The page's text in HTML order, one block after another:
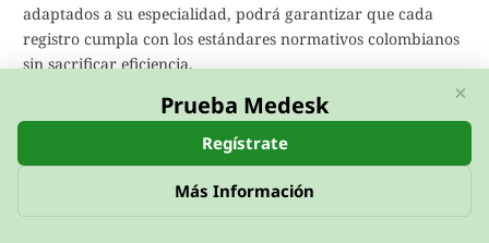
adaptados a su especialidad, podrá garantizar que cada
registro cumpla con los estándares normativos colombianos
sin sacrificar eficiencia.
Pruebe la versión gratuita de Medesk y descubra
todas las posibilidades de las integraciones
Prueba Medesk
Regístrate
Más Información
×